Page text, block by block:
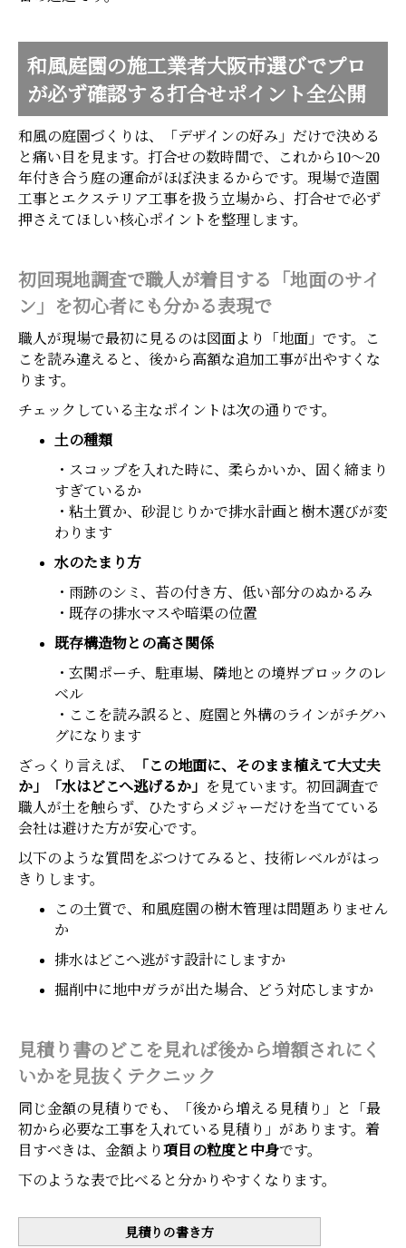
和風庭園の施工業者大阪市選びでプロ
が必ず確認する打合せポイント全公開
和風の庭園づくりは、「デザインの好み」だけで決める
と痛い目を見ます。打合せの数時間で、これから10〜20
年付き合う庭の運命がほぼ決まるからです。現場で造園
工事とエクステリア工事を扱う立場から、打合せで必ず
押さえてほしい核心ポイントを整理します。
初回現地調査で職人が着目する「地面のサイ
ン」を初心者にも分かる表現で
職人が現場で最初に見るのは図面より「地面」です。こ
こを読み違えると、後から高額な追加工事が出やすくな
ります。
チェックしている主なポイントは次の通りです。
土の種類
・スコップを入れた時に、柔らかいか、固く締まり
すぎているか
・粘土質か、砂混じりかで排水計画と樹木選びが変
わります
水のたまり方
・雨跡のシミ、苔の付き方、低い部分のぬかるみ
・既存の排水マスや暗渠の位置
既存構造物との高さ関係
・玄関ポーチ、駐車場、隣地との境界ブロックのレ
ベル
・ここを読み誤ると、庭園と外構のラインがチグハ
グになります
ざっくり言えば、
「この地面に、そのまま植えて大丈夫
か」「水はどこへ逃げるか」
を見ています。初回調査で
職人が土を触らず、ひたすらメジャーだけを当てている
会社は避けた方が安心です。
以下のような質問をぶつけてみると、技術レベルがはっ
きりします。
この土質で、和風庭園の樹木管理は問題ありません
か
排水はどこへ逃がす設計にしますか
掘削中に地中ガラが出た場合、どう対応しますか
見積り書のどこを見れば後から増額されにく
いかを見抜くテクニック
同じ金額の見積りでも、「後から増える見積り」と「最
初から必要な工事を入れている見積り」があります。着
目すべきは、金額より 項目の粒度と中身です。
下のような表で比べると分かりやすくなります。
見積りの書き方
電話